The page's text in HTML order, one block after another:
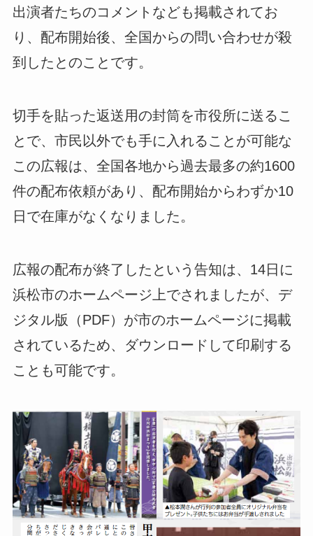
出演者たちのコメントなども掲載されてお
り、配布開始後、全国からの問い合わせが殺
到したとのことです。
切手を貼った返送用の封筒を市役所に送るこ
とで、市民以外でも手に入れることが可能な
この広報は、全国各地から過去最多の約1600
件の配布依頼があり、配布開始からわずか10
日で在庫がなくなりました。
広報の配布が終了したという告知は、14日に
浜松市のホームページ上でされましたが、デ
ジタル版（PDF）が市のホームページに掲載
されているため、ダウンロードして印刷する
ことも可能です。